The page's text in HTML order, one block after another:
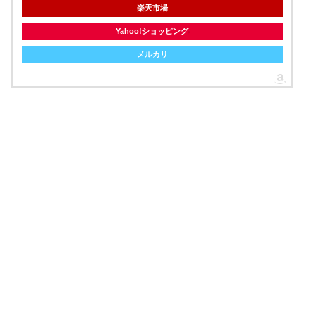
楽天市場
Yahoo!ショッピング
メルカリ